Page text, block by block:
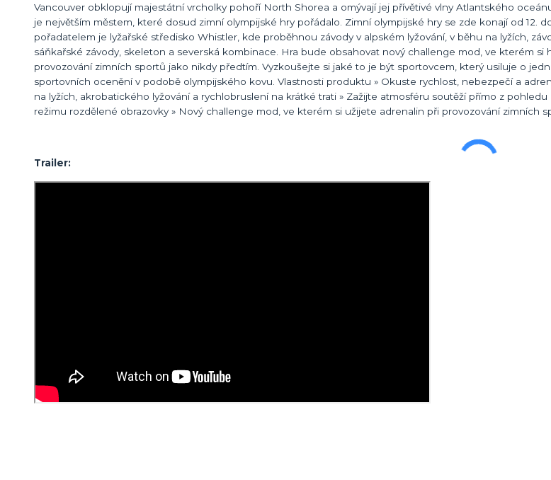
Vancouver obklopují majestátní vrcholky pohoří North Shorea a omývají jej přívětivé vlny Atlantského
je největším městem, které dosud zimní olympijské hry pořádalo. Zimní olympijské hry se zde konají od 12.
pořadatelem je lyžařské středisko Whistler, kde proběhnou závody v alpském lyžování, v běhu na lyžích,
sáňkařské závody, skeleton a severská kombinace. Hra bude obsahovat nový challenge mod, ve kterém si
provozování zimních sportů jako nikdy předtím. Vyzkoušejte si jaké to je být sportovcem, který usiluje o
sportovních ocenění v podobě olympijského kovu. Vlastnosti produktu » Okuste rychlost, nebezpečí a
na lyžích, akrobatického lyžování a rychlobruslení na krátké trati » Zažijte atmosféru soutěží přímo z
režimu rozdělené obrazovky » Nový challenge mod, ve kterém si užijete adrenalin při provozování zimních
Trailer: